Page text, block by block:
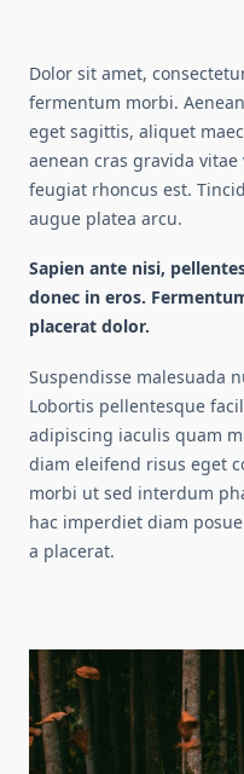
Dolor sit amet,
fermentum morbi.
eget sagittis, aliquet
aenean cras gravida
feugiat rhoncus est.
augue platea arcu.
Sapien ante nisi,
donec in eros.
placerat dolor.
Suspendisse malesuada
Lobortis pellentesque
adipiscing iaculis quam
diam eleifend risus eget
morbi ut sed interdum
hac imperdiet diam
a placerat.